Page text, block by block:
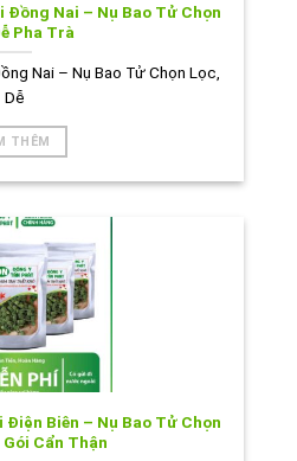
Đồng Nai – Nụ Bao Tử Chọn
Pha Trà
Nai – Nụ Bao Tử Chọn Lọc,
Dễ
THÊM
Điện Biên – Nụ Bao Tử Chọn
Cẩn Thận